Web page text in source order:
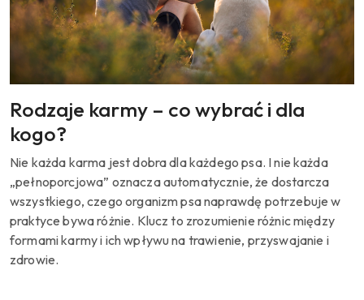
Rodzaje karmy – co wybrać i dla
kogo?
Nie każda karma jest dobra dla każdego psa. I nie każda
„pełnoporcjowa” oznacza automatycznie, że dostarcza
wszystkiego, czego organizm psa naprawdę potrzebuje w
praktyce bywa różnie. Klucz to zrozumienie różnic między
formami karmy i ich wpływu na trawienie, przyswajanie i
zdrowie.